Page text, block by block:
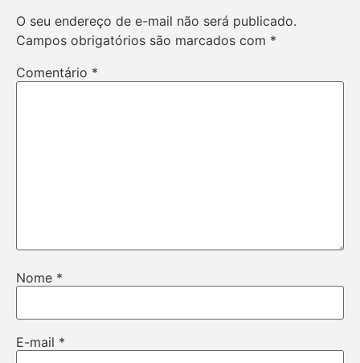
O seu endereço de e-mail não será publicado.
Campos obrigatórios são marcados com *
Comentário *
Nome *
E-mail *